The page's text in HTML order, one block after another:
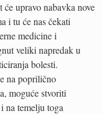
upravo nabavka nove
i tu će nas čekati
medicine i
veliki napredak u
bolesti.
na poprilično
moguće stvoriti
na temelju toga